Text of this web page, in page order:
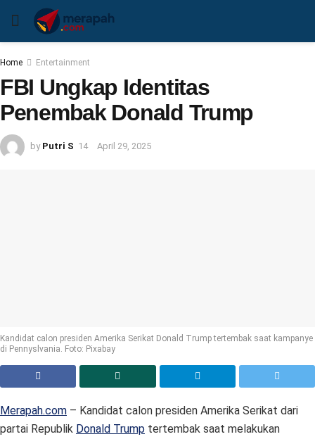
Home Entertainment
FBI Ungkap Identitas
Penembak Donald Trump
by Putri S April 29, 2025
Kandidat calon presiden Amerika Serikat Donald Trump tertembak saat kampanye
di Pennyslvania. Foto: Pixabay
Merapah.com – Kandidat calon presiden Amerika Serikat dari
partai Republik Donald Trump tertembak saat melakukan